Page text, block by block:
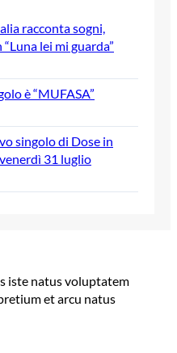
racconta sogni,
lei mi guarda”
è “MUFASA”
singolo di Dose in
31 luglio
iste natus voluptatem
et arcu natus